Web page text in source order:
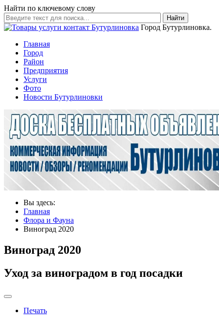
Найти по ключевому слову
Найти
Город Бутурлиновка.
Главная
Город
Район
Предприятия
Услуги
Фото
Новости Бутурлиновки
Вы здесь:
Главная
Флора и Фауна
Виноград 2020
Виноград 2020
Уход за виноградом в год посадки
Печать